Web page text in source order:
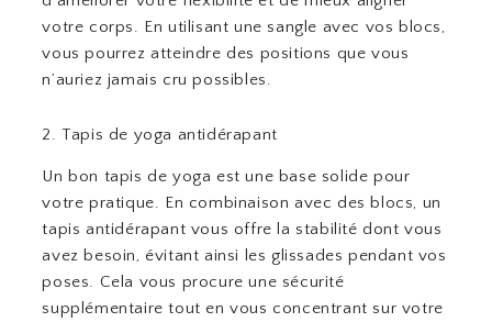
votre corps. En utilisant une sangle avec vos blocs,
vous pourrez atteindre des positions que vous
n’auriez jamais cru possibles.
2. Tapis de yoga antidérapant
Un bon tapis de yoga est une base solide pour
votre pratique. En combinaison avec des blocs, un
tapis antidérapant vous offre la stabilité dont vous
avez besoin, évitant ainsi les glissades pendant vos
poses. Cela vous procure une sécurité
supplémentaire tout en vous concentrant sur votre